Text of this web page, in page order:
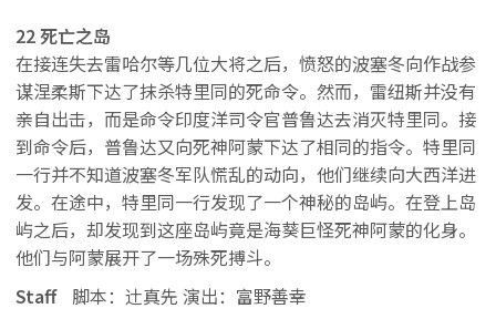
22 死亡之岛
在接连失去雷哈尔等几位大将之后，愤怒的波塞冬向作战参
谋涅柔斯下达了抹杀特里同的死命令。然而，雷纽斯并没有
亲自出击，而是命令印度洋司令官普鲁达去消灭特里同。接
到命令后，普鲁达又向死神阿蒙下达了相同的指令。特里同
一行并不知道波塞冬军队慌乱的动向，他们继续向大西洋进
发。在途中，特里同一行发现了一个神秘的岛屿。在登上岛
屿之后，却发现到这座岛屿竟是海葵巨怪死神阿蒙的化身。
他们与阿蒙展开了一场殊死搏斗。
Staff
脚本：辻真先 演出：富野善幸